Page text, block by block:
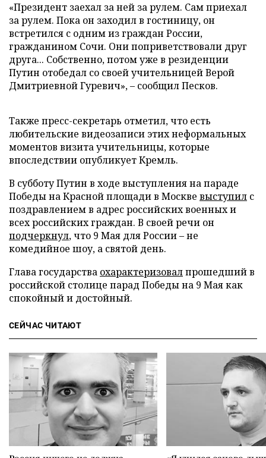
«Президент заехал за ней за рулем. Сам приехал
за рулем. Пока он заходил в гостиницу, он
встретился с одним из граждан России,
гражданином Сочи. Они поприветствовали друг
друга... Собственно, потом уже в резиденции
Путин отобедал со своей учительницей Верой
Дмитриевной Гуревич», – сообщил Песков.
Также пресс-секретарь отметил, что есть
любительские видеозаписи этих неформальных
моментов визита учительницы, которые
впоследствии опубликует Кремль.
В субботу Путин в ходе выступления на параде
Победы на Красной площади в Москве выступил с
поздравлением в адрес российских военных и
всех российских граждан. В своей речи он
подчеркнул, что 9 Мая для России – не
комедийное шоу, а святой день.
Глава государства охарактеризовалпрошедший в
российской столице парад Победы на 9 Мая как
спокойный и достойный.
СЕЙЧАС ЧИТАЮТ